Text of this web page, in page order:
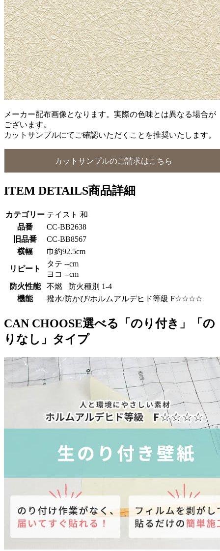
メーカー配布画像となります。実際の色味とは異なる場合が
ございます。
カットサンプルにてご確認いただくことを推奨いたします。
カットサンプルのご請求はこちら
ITEM DETAILS商品詳細
カテゴリー テイスト 和
品番
CC-BB2638
旧品番
CC-BB8567
横幅
巾約92.5cm
リピート
タテ --cm
ヨコ --cm
防火性能
不燃 防火種別 1-4
機能
撥水/防かび/ホルムアルデヒド等級 F☆☆☆☆
CAN CHOOSE選べる「のり付き」「の
りなし」タイプ